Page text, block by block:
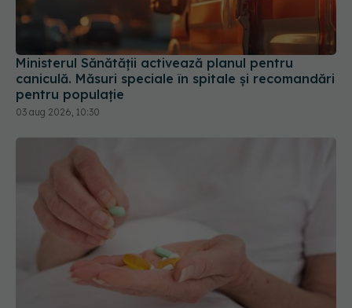
Ministerul Sănătății activează planul pentru
caniculă. Măsuri speciale în spitale și recomandări
pentru populație
03 aug 2026, 10:30
Persoanele peste 65 de ani care iau multe
medicamente ar putea avea un risc mai mare de